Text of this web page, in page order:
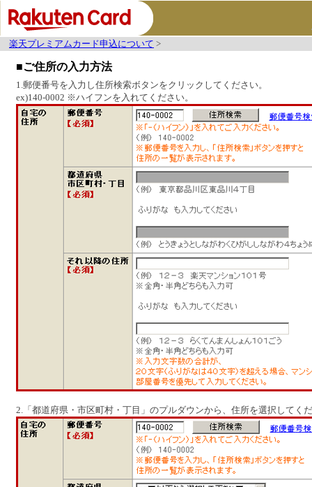
楽天プレミアムカード申込について >
■ご住所の入力方法
1.郵便番号を入力し住所検索ボタンをクリックしてください。
ex)140-0002 ※ハイフンを入れてください。
2.「都道府県・市区町村・丁目」のプルダウンから、住所を選択してく